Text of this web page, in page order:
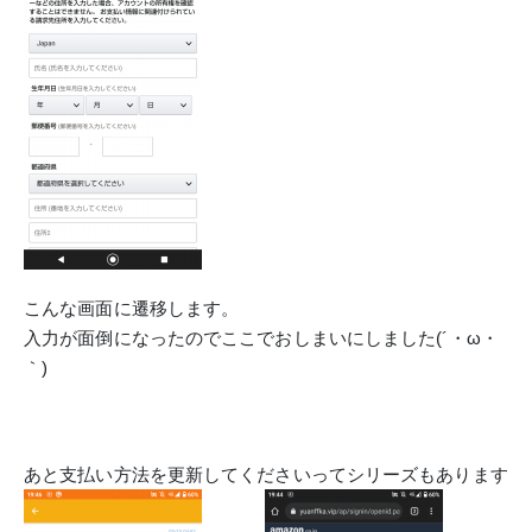
こんな画面に遷移します。
入力が面倒になったのでここでおしまいにしました(´・ω・
｀)
あと支払い方法を更新してくださいってシリーズもあります